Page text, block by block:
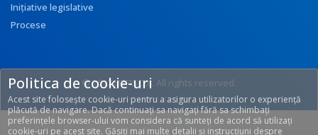
Inițiative legislative
Procese
© 2017 UEFISCDI. All rights reserved.
[T: 0.269, O: 113]
Politica de cookie-uri
Acest site folosește cookie-uri pentru a asigura utilizatorilor o experiență
plăcută de navigare. Dacă continuați sa navigați fără sa schimbați
preferințele browser-ului vom considera că sunteți de acord să utilizați
cookie-uri pe acest site. Găsiți mai multe detalii și instrucțiuni despre